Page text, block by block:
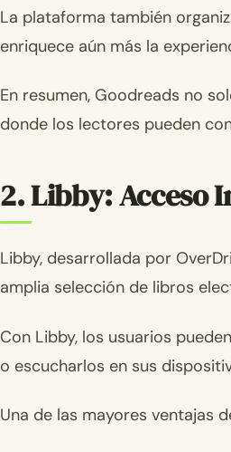
La plataforma también
enriquece aún más la
En resumen, Goodreads no
donde los lectores pueden
2. Libby: Acceso
Libby, desarrollada por
amplia selección de libros
Con Libby, los usuarios
o escucharlos en sus
Una de las mayores ventajas